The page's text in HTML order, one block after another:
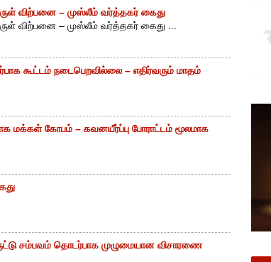
விற்பனை – முஸ்லீம் வர்த்தகர் கைது
விற்பனை – முஸ்லீம் வர்த்தகர் கைது ...
கூட்டம் நடைபெறவில்லை – எதிர்வரும் மாதம்
மக்கள் கோபம் – கவனயீர்ப்பு போராட்டம் மூலமாக
சம்பவம் தொடர்பாக முழுமையான விசாரணை